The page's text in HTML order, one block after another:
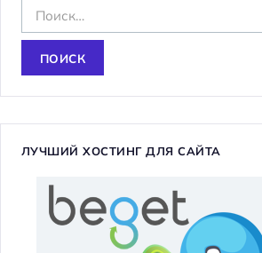
а
и
ЛУЧШИЙ ХОСТИНГ ДЛЯ САЙТА